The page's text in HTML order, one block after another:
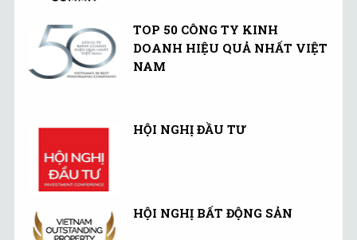
TOP 50 CÔNG TY KINH
DOANH HIỆU QUẢ NHẤT VIỆT
NAM
HỘI NGHỊ ĐẦU TƯ
HỘI NGHỊ BẤT ĐỘNG SẢN